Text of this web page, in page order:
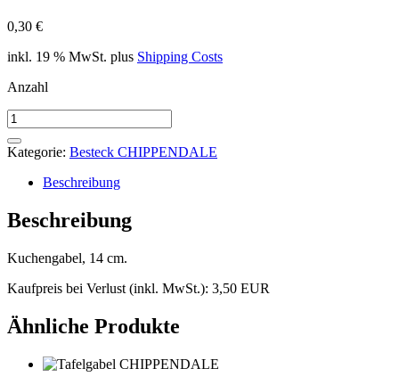
0,30 €
inkl. 19 % MwSt. plus Shipping Costs
Anzahl
Kuchengabel
CHIPPENDALE
Menge
Kategorie: Besteck CHIPPENDALE
Beschreibung
Beschreibung
Kuchengabel, 14 cm.
Kaufpreis bei Verlust (inkl. MwSt.): 3,50 EUR
Ähnliche Produkte